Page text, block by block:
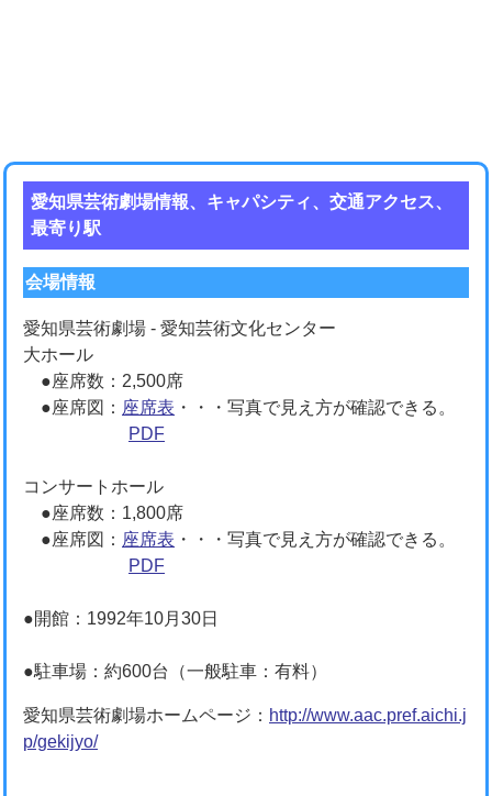
愛知県芸術劇場情報、キャパシティ、交通アクセス、
最寄り駅
会場情報
愛知県芸術劇場 - 愛知芸術文化センター
大ホール
●座席数：2,500席
●座席図： 座席表 ・・・写真で見え方が確認できる。
PDF
コンサートホール
●座席数：1,800席
●座席図： 座席表 ・・・写真で見え方が確認できる。
PDF
●開館：1992年10月30日
●駐車場：約600台（一般駐車：有料）
愛知県芸術劇場ホームページ： http://www.aac.pref.aichi.j
p/gekijyo/